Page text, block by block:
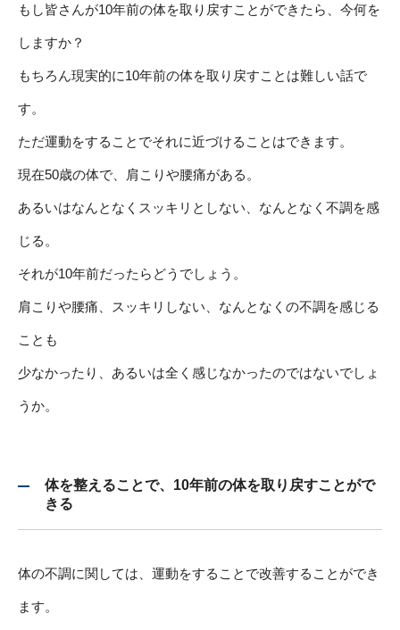
もし皆さんが10年前の体を取り戻すことができたら、今何を
しますか？
もちろん現実的に10年前の体を取り戻すことは難しい話で
す。
ただ運動をすることでそれに近づけることはできます。
現在50歳の体で、肩こりや腰痛がある。
あるいはなんとなくスッキリとしない、なんとなく不調を感
じる。
それが10年前だったらどうでしょう。
肩こりや腰痛、スッキリしない、なんとなくの不調を感じる
ことも
少なかったり、あるいは全く感じなかったのではないでしょ
うか。
体を整えることで、10年前の体を取り戻すことがで
きる
体の不調に関しては、運動をすることで改善することができ
ます。